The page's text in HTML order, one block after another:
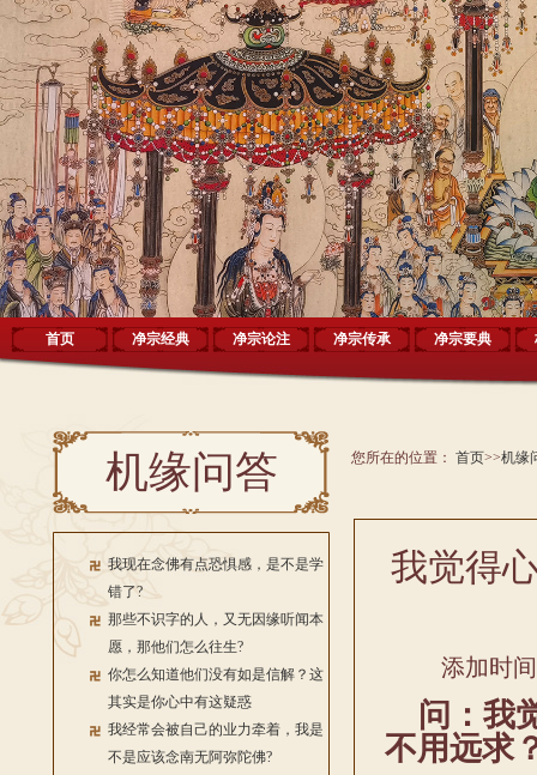
首页 净宗经典 净宗论注 净宗传承 净宗要典
机缘问答
我现在念佛有点恐惧感，是不是学
错了?
那些不识字的人，又无因缘听闻本
愿，那他们怎么往生?
你怎么知道他们没有如是信解？这
其实是你心中有这疑惑
我经常会被自己的业力牵着，我是
不是应该念南无阿弥陀佛?
您所在的位置： 首页>>机缘
我觉得
添加时
问：我
不用远求